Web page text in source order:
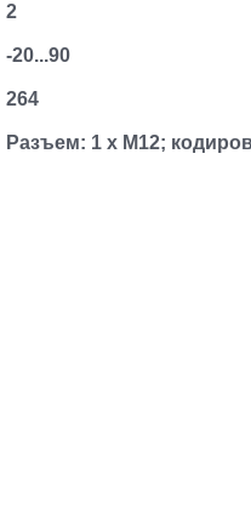
2
-20...90
264
Разъем: 1 x M12;